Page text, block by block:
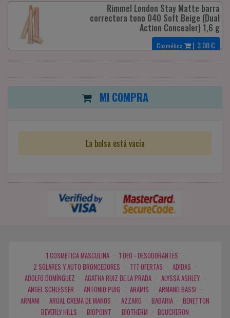
Rimmel London Stay Matte barra
correctora tono 040 Soft Beige (Dual
Action Concealer) 1,6 g
Cosmética | 3.00€
MI COMPRA
La bolsa está vacía
1 COSMETICA MASCULINA · 1 DEO - DESODORANTES ·
2 SOLARES Y AUTO BRONCEDORES · 777 OFERTAS · ADIDAS ·
ADOLFO DOMÍNGUEZ · AGATHA RUIZ DE LA PRADA · ALYSSA ASHLEY ·
ANGEL SCHLESSER · ANTONIO PUIG · ARAMIS · ARMAND BASSI ·
ARMANI · ARUAL CREMA DE MANOS · AZZARO · BABARIA · BENETTON
· BEVERLY HILLS · BIOPOINT · BIOTHERM · BOUCHERON ·